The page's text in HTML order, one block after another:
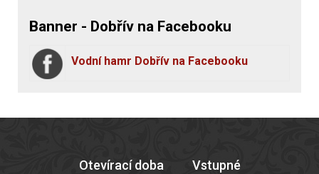
Banner - Dobřív na Facebooku
Vodní hamr Dobřív na Facebooku
Otevírací doba
Vstupné